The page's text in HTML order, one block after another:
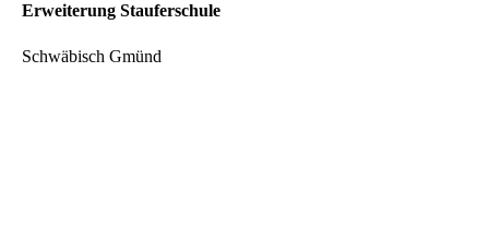
Erweiterung Stauferschule
Schwäbisch Gmünd